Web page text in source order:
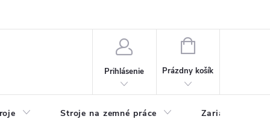
Prihlásenie
NÁKUPNÝ
Prázdny košík
Stroje na zemné práce Zariadenia na